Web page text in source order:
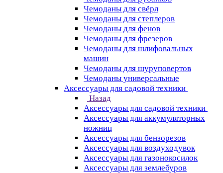
Чемоданы для свёрл
Чемоданы для степлеров
Чемоданы для фенов
Чемоданы для фрезеров
Чемоданы для шлифовальных
машин
Чемоданы для шуруповертов
Чемоданы универсальные
Аксессуары для садовой техники
Назад
Аксессуары для садовой техники
Аксессуары для аккумуляторных
ножниц
Аксессуары для бензорезов
Аксессуары для воздуходувок
Аксессуары для газонокосилок
Аксессуары для землебуров